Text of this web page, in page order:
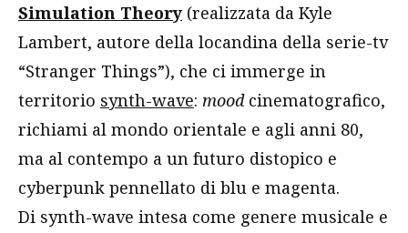
Simulation Theory (realizzata da Kyle
Lambert, autore della locandina della serie-tv
“Stranger Things”), che ci immerge in
territorio synth-wave: moodcinematografico,
richiami al mondo orientale e agli anni 80,
ma al contempo a un futuro distopico e
cyberpunk pennellato di blu e magenta.
Di synth-wave intesa come genere musicale e